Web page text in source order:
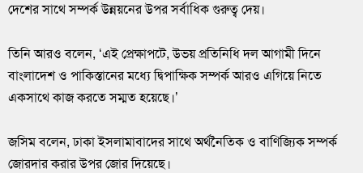
দেশের সাথে সম্পর্ক উন্নয়নের উপর সর্বাধিক গুরুত্ব দেয়।
তিনি আরও বলেন, ‘এই প্রেক্ষাপটে, উভয় প্রতিনিধি দল আগামী দিনে
বাংলাদেশ ও পাকিস্তানের মধ্যে দ্বিপাক্ষিক সম্পর্ক আরও এগিয়ে নিতে
একসাথে কাজ করতে সম্মত হয়েছে।’
জসিম বলেন, ঢাকা ইসলামাবাদের সাথে অর্থনৈতিক ও বাণিজ্যিক সম্পর্ক
জোরদার করার উপর জোর দিয়েছে।